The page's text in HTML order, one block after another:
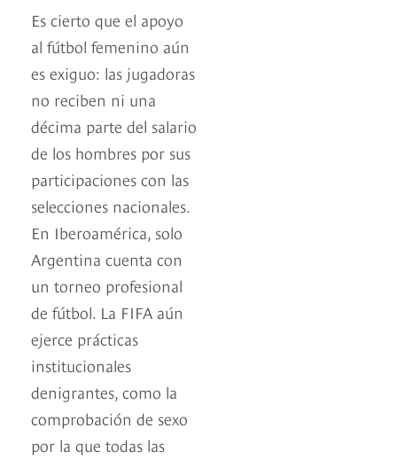
Es cierto que el apoyo
al fútbol femenino aún
es exiguo: las jugadoras
no reciben ni una
décima parte del salario
de los hombres por sus
participaciones con las
selecciones nacionales.
En Iberoamérica, solo
Argentina cuenta con
un torneo profesional
de fútbol. La FIFA aún
ejerce prácticas
institucionales
denigrantes, como la
comprobación de sexo
por la que todas las